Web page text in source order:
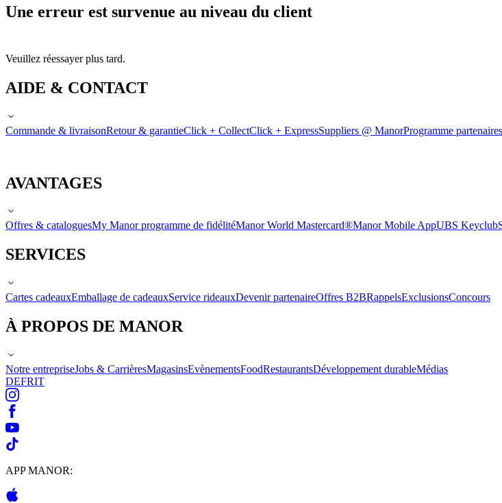
Une erreur est survenue au niveau du client
Veuillez réessayer plus tard.
AIDE & CONTACT
Commande & livraisonRetour & garantieClick + CollectClick + ExpressSuppliers @ ManorProgramme partenaires
AVANTAGES
Offres & cataloguesMy Manor programme de fidélitéManor World Mastercard®Manor Mobile AppUBS Keyclub
SERVICES
Cartes cadeauxEmballage de cadeauxService rideauxDevenir partenaireOffres B2BRappelsExclusionsConcours
À PROPOS DE MANOR
Notre entrepriseJobs & CarrièresMagasinsEvènementsFoodRestaurantsDéveloppement durableMédias
DEFRIT
APP MANOR: